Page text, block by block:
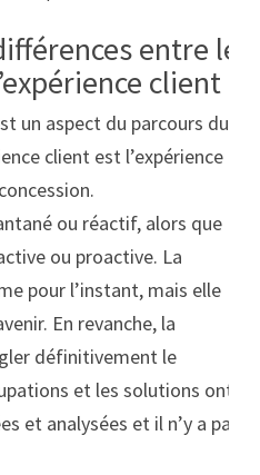
entre le
client ?
un aspect du parcours du
client est l’expérience
ou réactif, alors que
ou proactive. La
pour l’instant, mais elle
En revanche, la
définitivement le
et les solutions ont
et analysées et il n’y a pas